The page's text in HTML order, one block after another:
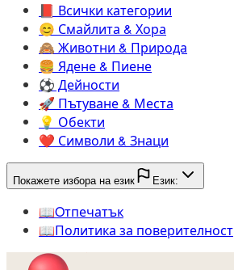
📕️ Всички категории
😊️ Смайлита & Хора
🙈️ Животни & Природа
🍔️ Ядене & Пиене
⚽️ Дейности
🚀️ Пътуване & Места
💡️ Обекти
❤️ Символи & Знаци
Покажете избора на език Език:
📖️Oтпечатък
📖️Политика за поверителност